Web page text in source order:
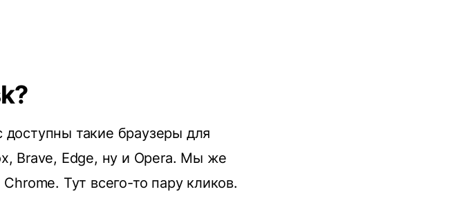
такие браузеры для
Brave, Edge, ну и Opera. Мы же
Тут всего-то пару кликов.